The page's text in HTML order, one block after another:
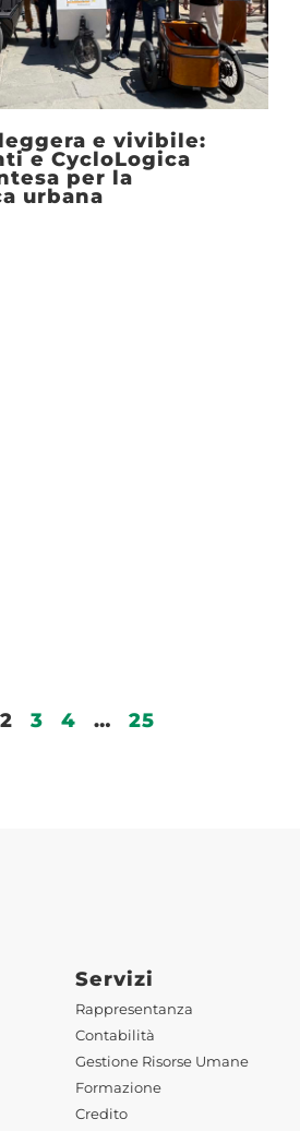
e vivibile:
e CycloLogica
per la
urbana
2 3 4 … 25
Servizi
Rappresentanza
Contabilità
Gestione Risorse Umane
Formazione
Credito